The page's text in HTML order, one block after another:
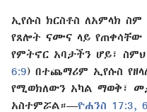
ኢየሱስ ክርስቶስ ለአምላክ
የጸሎት ናሙና ላይ የጠቀሳቸው
የምትኖር አባታችን ሆይ፣
6:9) በተጨማሪም ኢየሱስ
የሚወክለውን አካል ማወቅ፣
አስተምሯል።—ዮሐንስ 17:3,